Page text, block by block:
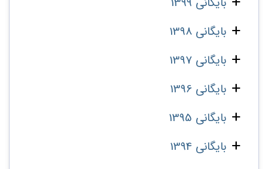
بایگانی 1398
بایگانی 1397
بایگانی 1396
بایگانی 1395
بایگانی 1394